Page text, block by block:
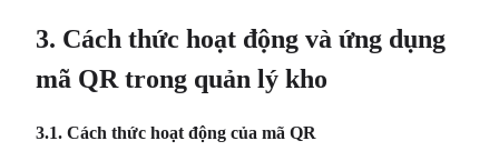
3. Cách thức hoạt động và ứng dụng
mã QR trong quản lý kho
3.1. Cách thức hoạt động của mã QR